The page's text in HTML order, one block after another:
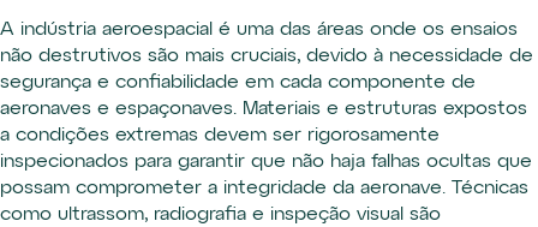
A indústria aeroespacial é uma das áreas onde os ensaios
não destrutivos são mais cruciais, devido à necessidade de
segurança e confiabilidade em cada componente de
aeronaves e espaçonaves. Materiais e estruturas expostos
a condições extremas devem ser rigorosamente
inspecionados para garantir que não haja falhas ocultas que
possam comprometer a integridade da aeronave. Técnicas
como ultrassom, radiografia e inspeção visual são